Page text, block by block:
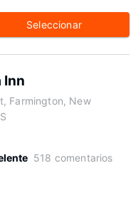
Seleccionar
Inn
Farmington, New
518 comentarios